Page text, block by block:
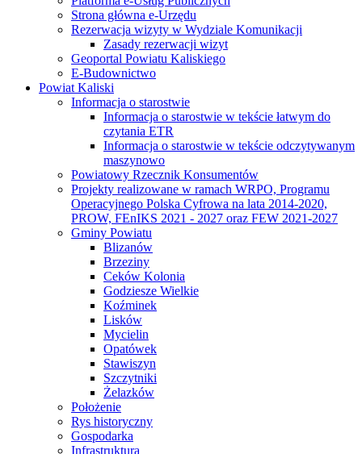
Strona główna e-Urzędu
Rezerwacja wizyty w Wydziale Komunikacji
Zasady rezerwacji wizyt
Geoportal Powiatu Kaliskiego
E-Budownictwo
Powiat Kaliski
Informacja o starostwie
Informacja o starostwie w tekście łatwym do
czytania ETR
Informacja o starostwie w tekście odczytywanym
maszynowo
Powiatowy Rzecznik Konsumentów
Projekty realizowane w ramach WRPO, Programu
Operacyjnego Polska Cyfrowa na lata 2014-2020,
PROW, FEnIKS 2021 - 2027 oraz FEW 2021-2027
Gminy Powiatu
Blizanów
Brzeziny
Ceków Kolonia
Godziesze Wielkie
Koźminek
Lisków
Mycielin
Opatówek
Stawiszyn
Szczytniki
Żelazków
Położenie
Rys historyczny
Gospodarka
Infrastruktura